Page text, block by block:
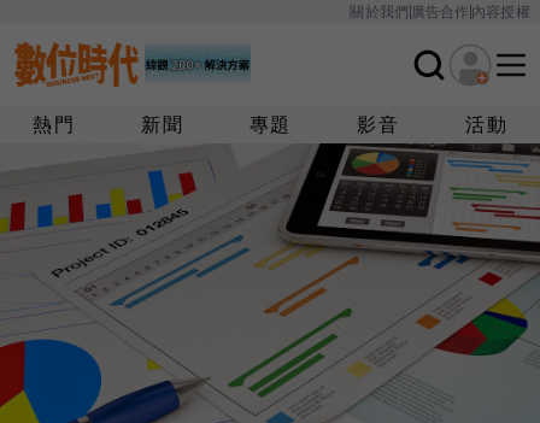
關於我們廣告合作內容授權
熱門 新聞 專題 影音 活動